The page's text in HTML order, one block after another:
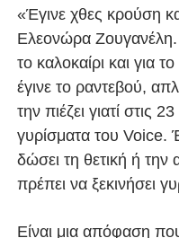
«Έγινε χθες κρούση
Ελεονώρα
το καλοκαίρι και για
έγινε το ραντεβού,
την πιέζει γιατί στις
γυρίσματα του Voice.
δώσει τη θετική ή την
πρέπει να ξεκινήσει
Είναι μια απόφαση